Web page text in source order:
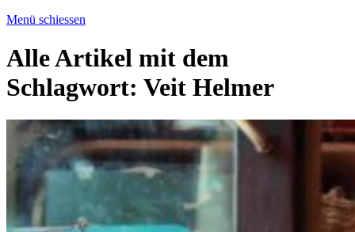
Menü schiessen
Alle Artikel mit dem
Schlagwort: Veit Helmer